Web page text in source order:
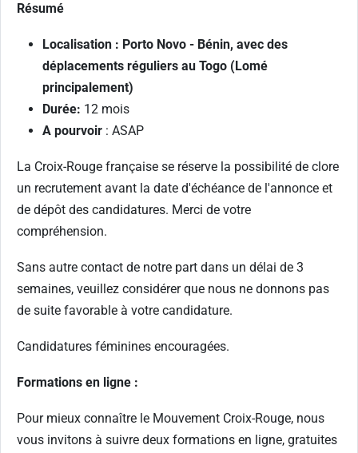
Résumé
Localisation : Porto Novo - Bénin, avec des
déplacements réguliers au Togo (Lomé
principalement)
Durée: 12 mois
A pourvoir : ASAP
La Croix-Rouge française se réserve la possibilité de clore
un recrutement avant la date d'échéance de l'annonce et
de dépôt des candidatures. Merci de votre
compréhension.
Sans autre contact de notre part dans un délai de 3
semaines, veuillez considérer que nous ne donnons pas
de suite favorable à votre candidature.
Candidatures féminines encouragées.
Formations en ligne :
Pour mieux connaître le Mouvement Croix-Rouge, nous
vous invitons à suivre deux formations en ligne, gratuites